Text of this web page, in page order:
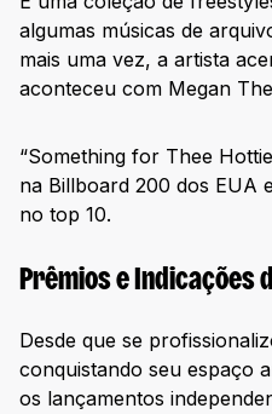
algumas músicas de
mais uma vez, a artista
aconteceu com Megan
“Something for Thee
na Billboard 200 dos EUA
no top 10.
Prêmios e Indicações
Desde que se
conquistando seu espaço
os lançamentos